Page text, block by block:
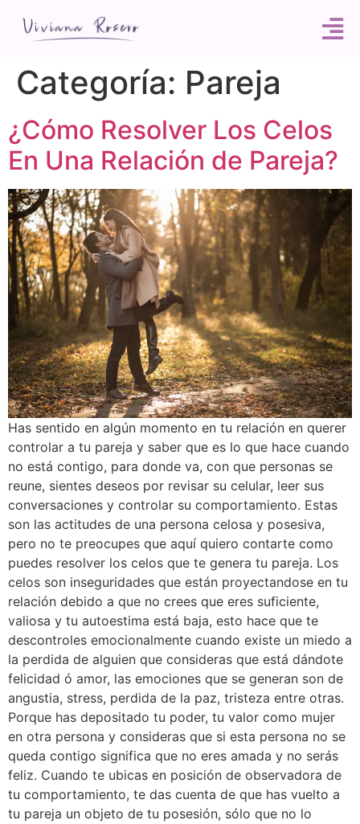
Categoría: Pareja
¿Cómo Resolver Los Celos
En Una Relación de Pareja?
Has sentido en algún momento en tu relación en querer
controlar a tu pareja y saber que es lo que hace cuando
no está contigo, para donde va, con que personas se
reune, sientes deseos por revisar su celular, leer sus
conversaciones y controlar su comportamiento. Estas
son las actitudes de una persona celosa y posesiva,
pero no te preocupes que aquí quiero contarte como
puedes resolver los celos que te genera tu pareja. Los
celos son inseguridades que están proyectandose en tu
relación debido a que no crees que eres suficiente,
valiosa y tu autoestima está baja, esto hace que te
descontroles emocionalmente cuando existe un miedo a
la perdida de alguien que consideras que está dándote
felicidad ó amor, las emociones que se generan son de
angustia, stress, perdida de la paz, tristeza entre otras.
Porque has depositado tu poder, tu valor como mujer
en otra persona y consideras que si esta persona no se
queda contigo significa que no eres amada y no serás
feliz. Cuando te ubicas en posición de observadora de
tu comportamiento, te das cuenta de que has vuelto a
tu pareja un objeto de tu posesión, sólo que no lo